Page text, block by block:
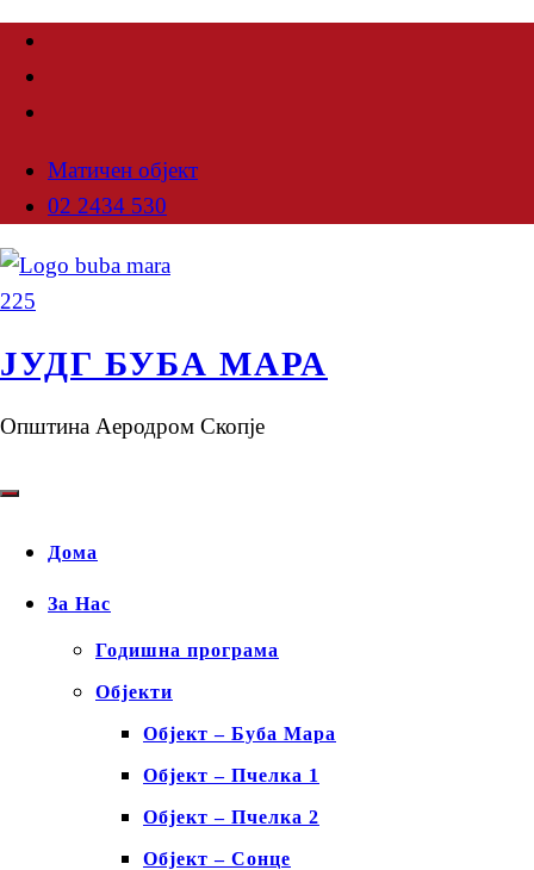
Матичен објект
02 2434 530
ЈУДГ БУБА МАРА
Општина Аеродром Скопје
Дома
За Нас
Годишна програма
Објекти
Објект – Буба Мара
Објект – Пчелка 1
Објект – Пчелка 2
Објект – Сонце